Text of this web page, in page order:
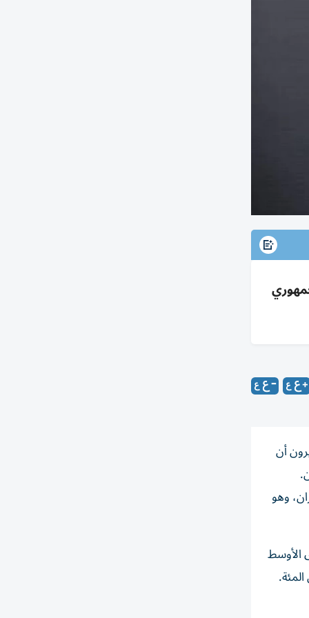
انقسام جمهوري
أن
​وهو
الأوسط
إلى مزيد من الاستقرار في المنطقة والذين بلغت نسبتهم 17 في المئة.